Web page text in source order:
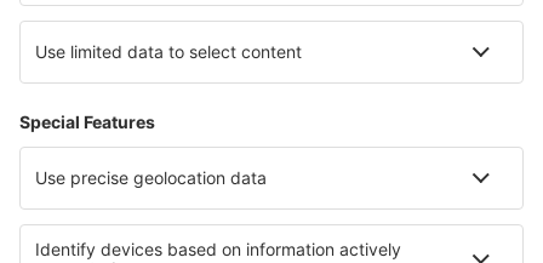
Verblijf in Rose Valley Verblijf in Les Trois Vallées